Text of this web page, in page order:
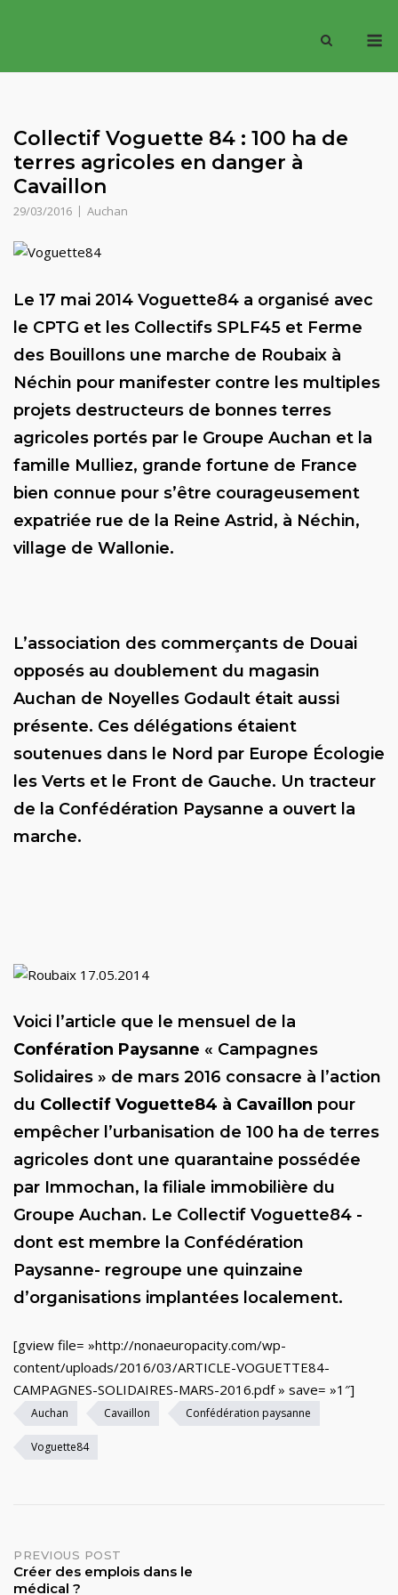
Collectif Voguette 84 : 100 ha de
terres agricoles en danger à
Cavaillon
29/03/2016 Auchan
Le 17 mai 2014 Voguette84 a organisé avec
le CPTG et les Collectifs SPLF45 et Ferme
des Bouillons une marche de Roubaix à
Néchin pour manifester contre les multiples
projets destructeurs de bonnes terres
agricoles portés par le Groupe Auchan et la
famille Mulliez, grande fortune de France
bien connue pour s’être courageusement
expatriée rue de la Reine Astrid, à Néchin,
village de Wallonie.
L’association des commerçants de Douai
opposés au doublement du magasin
Auchan de Noyelles Godault était aussi
présente. Ces délégations étaient
soutenues dans le Nord par Europe Écologie
les Verts et le Front de Gauche. Un tracteur
de la Confédération Paysanne a ouvert la
marche.
Voici l’article que le mensuel de la
Confération Paysanne « Campagnes
Solidaires » de mars 2016 consacre à l’action
du Collectif Voguette84 à Cavaillon pour
empêcher l’urbanisation de 100 ha de terres
agricoles dont une quarantaine possédée
par Immochan, la filiale immobilière du
Groupe Auchan. Le Collectif Voguette84 -
dont est membre la Confédération
Paysanne- regroupe une quinzaine
d’organisations implantées localement.
[gview file= »http://nonaeuropacity.com/wp-
content/uploads/2016/03/ARTICLE-VOGUETTE84-
CAMPAGNES-SOLIDAIRES-MARS-2016.pdf » save= »1″]
Auchan Cavaillon Confédération paysanne
Voguette84
Post
PREVIOUS POST
Créer des emplois dans le
médical ?